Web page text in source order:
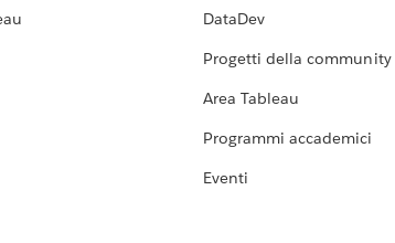
DataDev
Progetti della community
Area Tableau
Programmi accademici
Eventi